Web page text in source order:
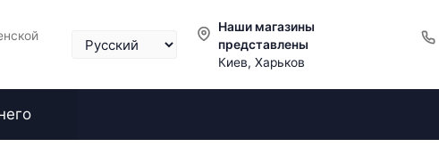
Наши магазины
представлены
Киев, Харьков